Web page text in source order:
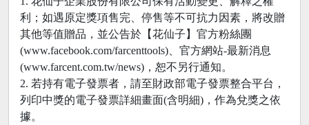
利；如遇原定獎項售完、停售等不可抗力因素，將改贈
其他等值贈品，並公告於【花仙子】官方粉絲團
(www.facebook.com/farcenttools)、官方網站-最新消息
(www.farcent.com.tw/news)，恕不另行通知。
2. 若持有電子發票者，請至財政部電子發票整合平台，
列印中獎的電子發票詳細畫面(含明細)，作為兌獎之依
據。